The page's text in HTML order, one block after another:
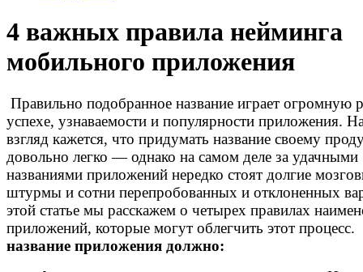
4 важных правила нейминга
мобильного приложения
Правильно подобранное название играет огромную
успехе, узнаваемости и популярности приложения.
взгляд кажется, что придумать название своему
довольно легко — однако на самом деле за удачными
названиями приложений нередко стоят долгие
штурмы и сотни перепробованных и отклоненных
этой статье мы расскажем о четырех правилах
приложений, которые могут облегчить этот процесс.
название приложения должно: